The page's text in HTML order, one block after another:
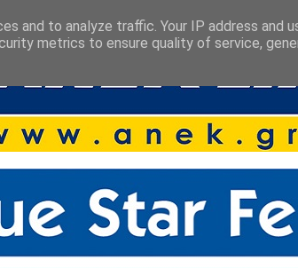
and to analyze traffic. Your IP address and
metrics to ensure quality of service,